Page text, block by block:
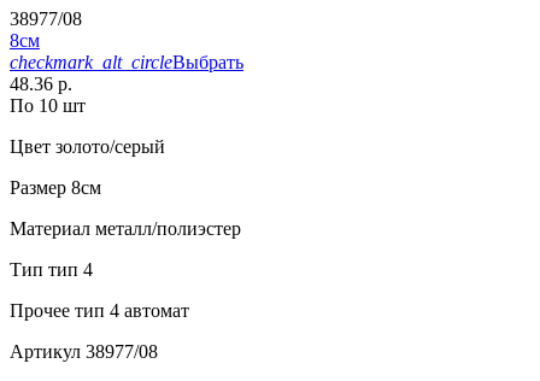
38977/08
8см
checkmark_alt_circleВыбрать
48.36 р.
По 10 шт
Цвет золото/серый
Размер 8см
Материал металл/полиэстер
Тип тип 4
Прочее тип 4 автомат
Артикул 38977/08